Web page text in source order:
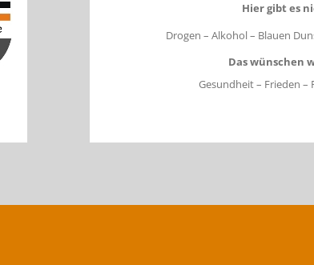
Hier gibt es
Drogen – Alkohol – Blauen
Das wünschen
Gesundheit – Frieden –